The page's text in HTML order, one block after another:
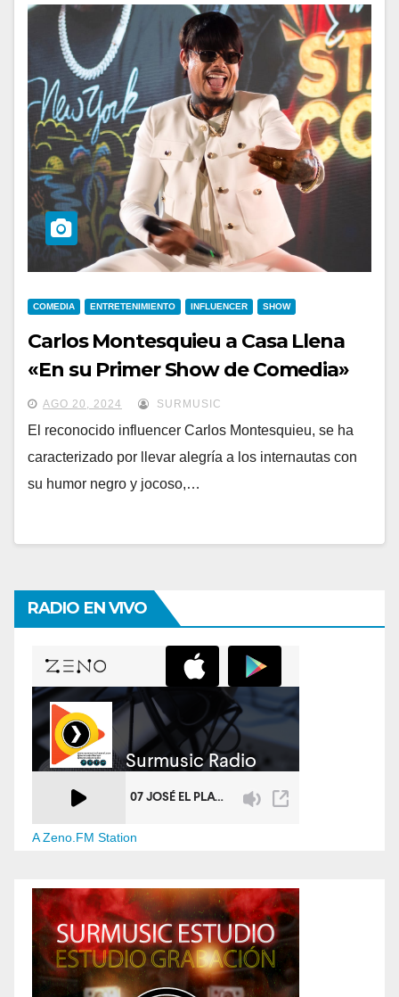
COMEDIA ENTRETENIMIENTO INFLUENCER SHOW
Carlos Montesquieu a Casa Llena
«En su Primer Show de Comedia»
AGO 20, 2024 SURMUSIC
El reconocido influencer Carlos Montesquieu, se ha
caracterizado por llevar alegría a los internautas con
su humor negro y jocoso,…
RADIO EN VIVO
A Zeno.FM Station